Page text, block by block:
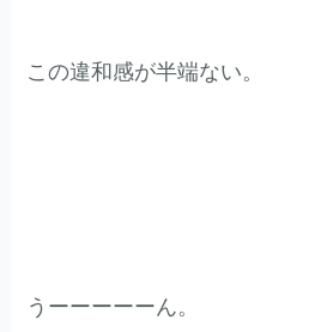
この違和感が半端ない。
うーーーーーん。